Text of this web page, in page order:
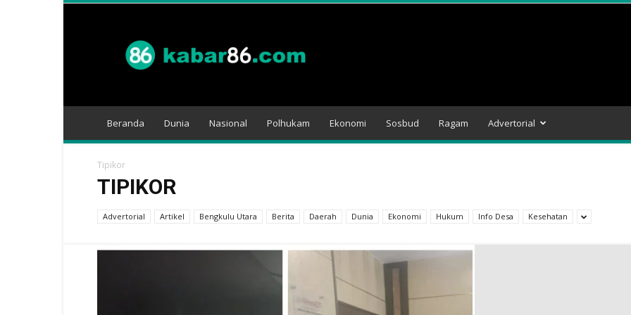
Beranda Dunia Nasional Polhukam Ekonomi Sosbud Ragam Advertorial
Tipikor
TIPIKOR
Advertorial Artikel Bengkulu Utara Berita Daerah Dunia Ekonomi Hukum Info Desa Kesehatan